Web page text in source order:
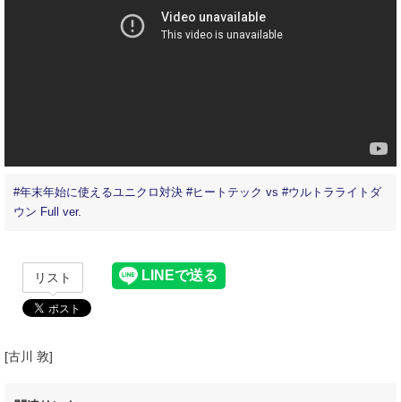
#年末年始に使えるユニクロ対決 #ヒートテック vs #ウルトラライトダ
ウン Full ver.
リスト
[古川 敦]